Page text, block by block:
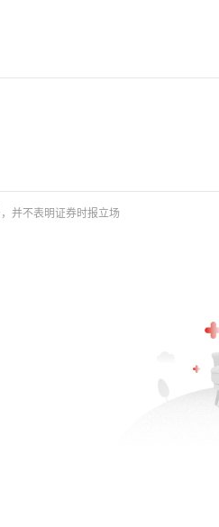
并不表明证券时报立场